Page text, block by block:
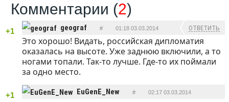
Комментарии (2)
+1 geograf # 01:18 03.03.2014 ОТВЕТИТЬ
Это хорошо! Видать, российская дипломатия
оказалась на высоте. Уже заднюю включили, а то
ногами топали. Так-то лучше. Где-то их поймали
за одно место.
+1 EuGenE_New # 02:17 03.03.2014